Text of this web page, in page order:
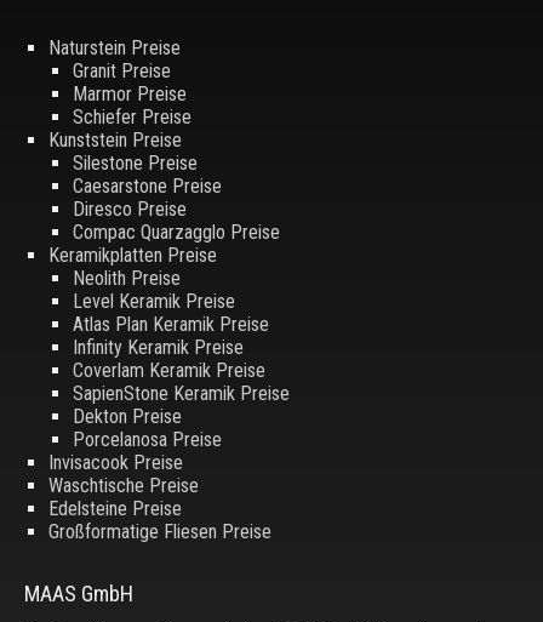
Naturstein Preise
Granit Preise
Marmor Preise
Schiefer Preise
Kunststein Preise
Silestone Preise
Caesarstone Preise
Diresco Preise
Compac Quarzagglo Preise
Keramikplatten Preise
Neolith Preise
Level Keramik Preise
Atlas Plan Keramik Preise
Infinity Keramik Preise
Coverlam Keramik Preise
SapienStone Keramik Preise
Dekton Preise
Porcelanosa Preise
Invisacook Preise
Waschtische Preise
Edelsteine Preise
Großformatige Fliesen Preise
MAAS GmbH